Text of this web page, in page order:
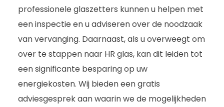
professionele glaszetters kunnen u helpen met
een inspectie en u adviseren over de noodzaak
van vervanging. Daarnaast, als u overweegt om
over te stappen naar HR glas, kan dit leiden tot
een significante besparing op uw
energiekosten. Wij bieden een gratis
adviesgesprek aan waarin we de mogelijkheden